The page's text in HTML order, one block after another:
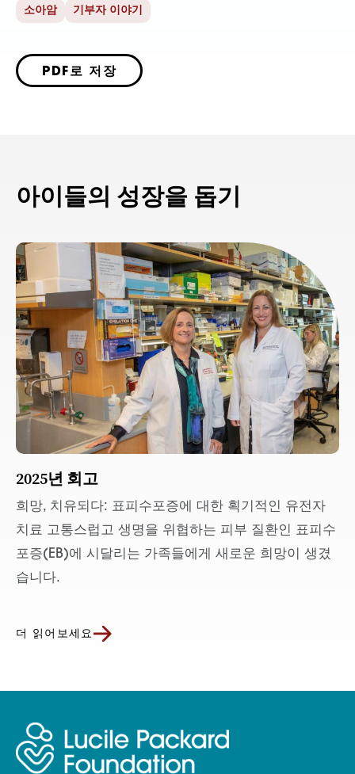
소아암 기부자 이야기
PDF로 저장
아이들의 성장을 돕기
2025년 회고
희망, 치유되다: 표피수포증에 대한 획기적인 유전자
치료 고통스럽고 생명을 위협하는 피부 질환인 표피수
포증(EB)에 시달리는 가족들에게 새로운 희망이 생겼
습니다.
더 읽어보세요